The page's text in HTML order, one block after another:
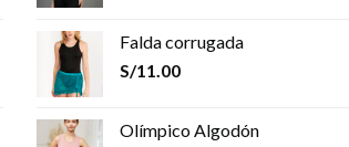
Falda corrugada
S/11.00
Olímpico Algodón